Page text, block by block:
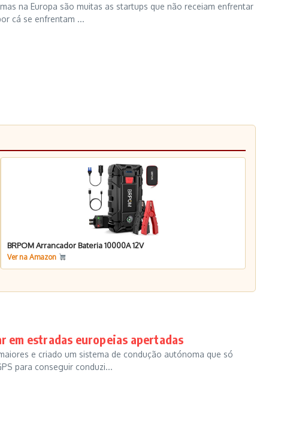
na Europa são muitas as startups que não receiam enfrentar
cá se enfrentam ...
BRPOM Arrancador Bateria 10000A 12V
Ver na Amazon
em estradas europeias apertadas
e criado um sistema de condução autónoma que só
para conseguir conduzi...